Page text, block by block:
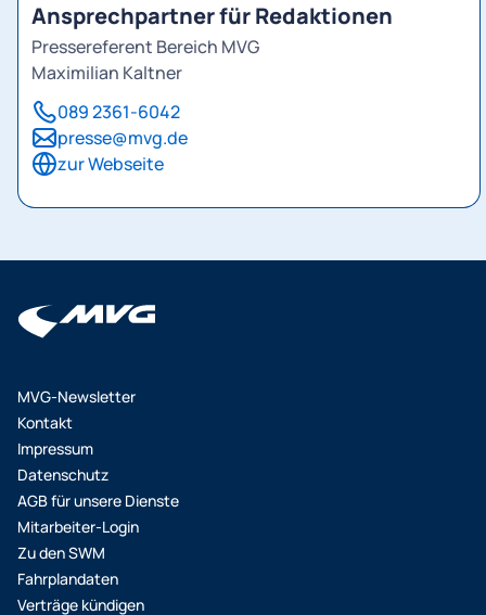
Ansprechpartner für Redaktionen
Pressereferent Bereich MVG
Maximilian Kaltner
089 2361-6042
presse@mvg.de
zur Webseite
MVG-Newsletter
Kontakt
Impressum
Datenschutz
AGB für unsere Dienste
Mitarbeiter-Login
Zu den SWM
Fahrplandaten
Verträge kündigen